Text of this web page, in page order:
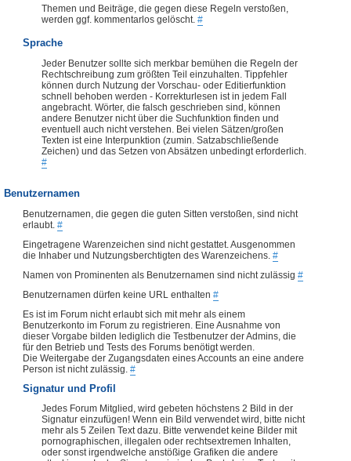
Themen und Beiträge, die gegen diese Regeln verstoßen,
werden ggf. kommentarlos gelöscht. #
Sprache
Jeder Benutzer sollte sich merkbar bemühen die Regeln der
Rechtschreibung zum größten Teil einzuhalten. Tippfehler
können durch Nutzung der Vorschau- oder Editierfunktion
schnell behoben werden - Korrekturlesen ist in jedem Fall
angebracht. Wörter, die falsch geschrieben sind, können
andere Benutzer nicht über die Suchfunktion finden und
eventuell auch nicht verstehen. Bei vielen Sätzen/großen
Texten ist eine Interpunktion (zumin. Satzabschließende
Zeichen) und das Setzen von Absätzen unbedingt erforderlich.
#
Benutzernamen
Benutzernamen, die gegen die guten Sitten verstoßen, sind nicht
erlaubt. #
Eingetragene Warenzeichen sind nicht gestattet. Ausgenommen
die Inhaber und Nutzungsberchtigten des Warenzeichens. #
Namen von Prominenten als Benutzernamen sind nicht zulässig #
Benutzernamen dürfen keine URL enthalten #
Es ist im Forum nicht erlaubt sich mit mehr als einem
Benutzerkonto im Forum zu registrieren. Eine Ausnahme von
dieser Vorgabe bilden lediglich die Testbenutzer der Admins, die
für den Betrieb und Tests des Forums benötigt werden.
Die Weitergabe der Zugangsdaten eines Accounts an eine andere
Person ist nicht zulässig. #
Signatur und Profil
Jedes Forum Mitglied, wird gebeten höchstens 2 Bild in der
Signatur einzufügen! Wenn ein Bild verwendet wird, bitte nicht
mehr als 5 Zeilen Text dazu. Bitte verwendet keine Bilder mit
pornographischen, illegalen oder rechtsextremen Inhalten,
oder sonst irgendwelche anstößige Grafiken die andere